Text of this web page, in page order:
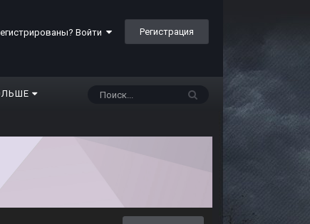
Войти Регистрация